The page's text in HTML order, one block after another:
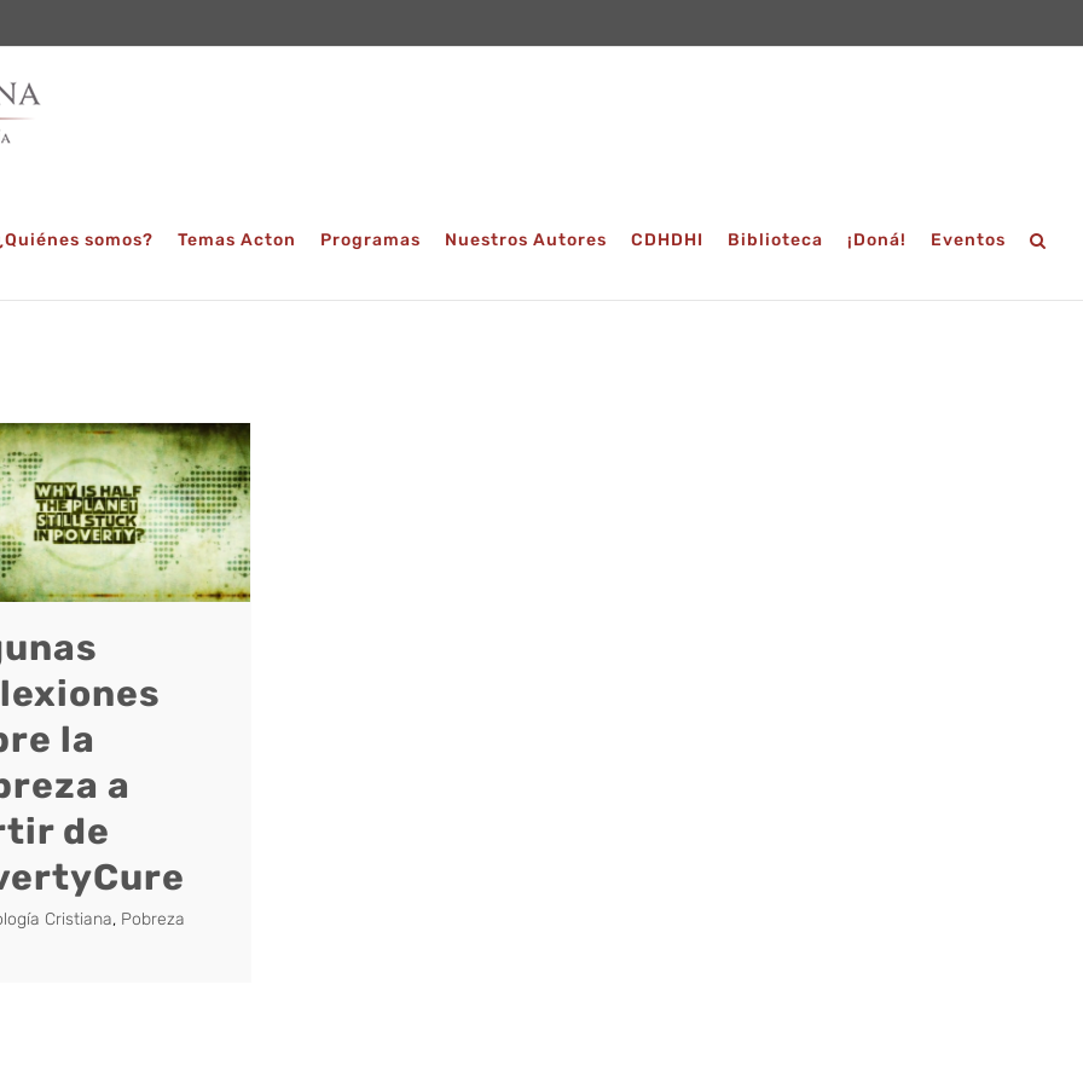
somos? Temas Acton Programas Nuestros Autores CDHDHI Biblioteca ¡Doná! Eventos
la
a
de
Cristiana, Pobreza